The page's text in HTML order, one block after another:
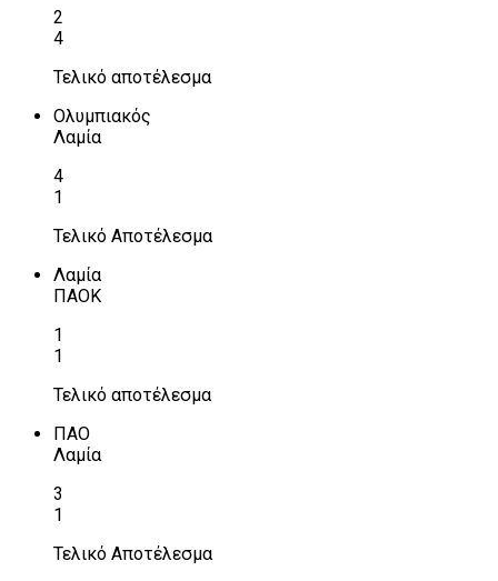
2
4
Τελικό αποτέλεσμα
Ολυμπιακός
Λαμία
4
1
Τελικό Αποτέλεσμα
Λαμία
ΠΑΟΚ
1
1
Τελικό αποτέλεσμα
ΠΑΟ
Λαμία
3
1
Τελικό Αποτέλεσμα